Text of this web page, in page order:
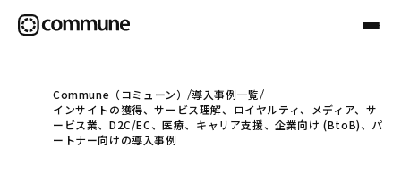
Communeについて
Commune（コミューン）
導入事例一覧
インサイトの獲得、サービス理解、ロイヤルティ、メディア、サ
ービス業、D2C/EC、医療、キャリア支援、企業向け (BtoB)、パ
ートナー向けの導入事例